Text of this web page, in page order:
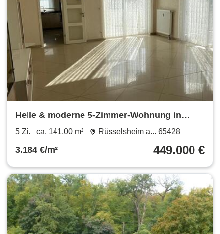
Helle & moderne 5-Zimmer-Wohnung in
Bestlage von Rüsselsheim
5 Zi. ca. 141,00 m² Rüsselsheim a... 65428
3.184 €/m² 449.000 €